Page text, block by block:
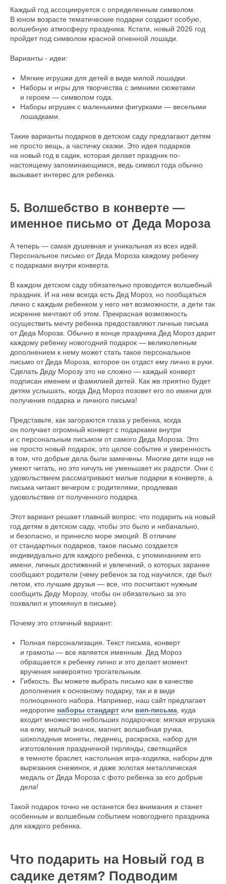
Каждый год ассоциируется с определенным символом.
В юном возрасте тематические подарки создают особую,
волшебную атмосферу праздника. Кстати, новый 2026 год
пройдет под символом красной огненной лошади.
Варианты - идеи:
Мягкие игрушки для детей в виде милой лошадки.
Наборы и игры для творчества с зимними сюжетами
и героем — символом года.
Наборы игрушек с маленькими фигурками — веселыми
лошадками.
Такие варианты подарков в детском саду предлагают детям
не просто вещь, а частичку сказки. Это идея подарков
на новый год в садик, которая делает праздник по-
настоящему запоминающимся, ведь символ года обычно
вызывает интерес для ребенка.
5. Волшебство в конверте —
именное письмо от Деда Мороза
А теперь — самая душевная и уникальная из всех идей.
Персональное письмо от Деда Мороза каждому ребенку
с подарками внутри конверта.
В каждом детском саду обязательно проводится волшебный
праздник. И на нем всегда есть Дед Мороз, но пообщаться
лично с каждым ребенком у него нет возможности, а дети так
искренне мечтают об этом. Прекрасная возможность
осуществить мечту ребенка предоставляют личные письма
от Деда Мороза. Обычно в конце праздника Дед Мороз дарит
каждому ребенку новогодний подарок — великолепным
дополнением к нему может стать такое персональное
письмо от Деда Мороза, которое он отдаст ему лично в руки.
Сделать Деду Морозу это не сложно — каждый конверт
подписан именем и фамилией детей. Как же приятно будет
детям услышать, когда Дед Мороз позовет его по имени для
получения подарка и личного письма!
Представьте, как загораются глаза у ребенка, когда
он получает огромный конверт с подарками внутри
и с персональным письмом от самого Деда Мороза. Это
не просто новый подарок, это целое событие и уверенность
в том, что добрые дела были замечены. Многие дети еще не
умеют читать, но это ничуть не уменьшает их радости. Они с
удовольствием рассматривают милые подарки в конверте, а
письма читают вечером с родителями, продлевая
удовольствие от полученного подарка.
Этот вариант решает главный вопрос: что подарить на новый
год детям в детском саду, чтобы это было и небанально,
и безопасно, и принесло море эмоций. В отличие
от стандартных подарков, такое письмо создается
индивидуально для каждого ребенка, с упоминанием его
имени, личных достижений и увлечений, о которых заранее
сообщают родители (чему ребенок за год научился, где был
летом, кто лучшие друзья — все, что посчитают нужным
сообщить Деду Морозу, чтобы он обязательно за это
похвалил и упомянул в письме).
Почему это отличный вариант:
Полная персонализация. Текст письма, конверт
и грамоты — все является именным. Дед Мороз
обращается к ребенку лично и это делает момент
вручения невероятно трогательным.
Гибкость. Вы можете выбрать письмо как в качестве
дополнения к основному подарку, так и в виде
полноценного набора. Например, наш сайт предлагает
недорогие наборы стандарт или вип-письма , куда
входит множество небольших подарочков: мягкая игрушка
на елку, милый значок, магнит, волшебная ручка,
шоколадные монеты, леденец, раскраска, набор для
изготовления праздничной гирлянды, светящийся
в темноте браслет, настольная игра-ходилка, наборы для
вырезания снежинок, и даже золотая металлическая
медаль от Деда Мороза с фото ребенка за его добрые
дела!
Такой подарок точно не останется без внимания и станет
особенным и волшебным событием новогоднего праздника
для каждого ребенка.
Что подарить на Новый год в
садике детям? Подводим